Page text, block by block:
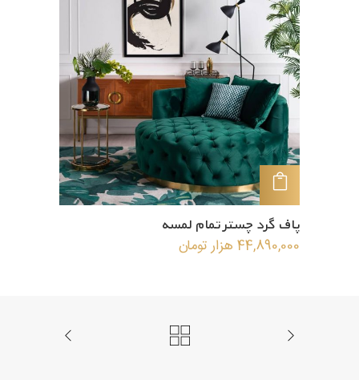
افزودن به سبد خرید
پاف گرد چستر تمام لمسه
44,890,000 هزار تومان